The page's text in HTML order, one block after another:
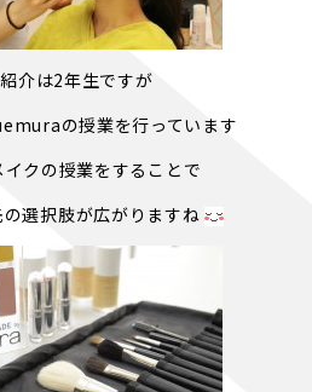
介は2年生ですが
の授業を行っています
クの授業をすることで
選択肢が広がりますね